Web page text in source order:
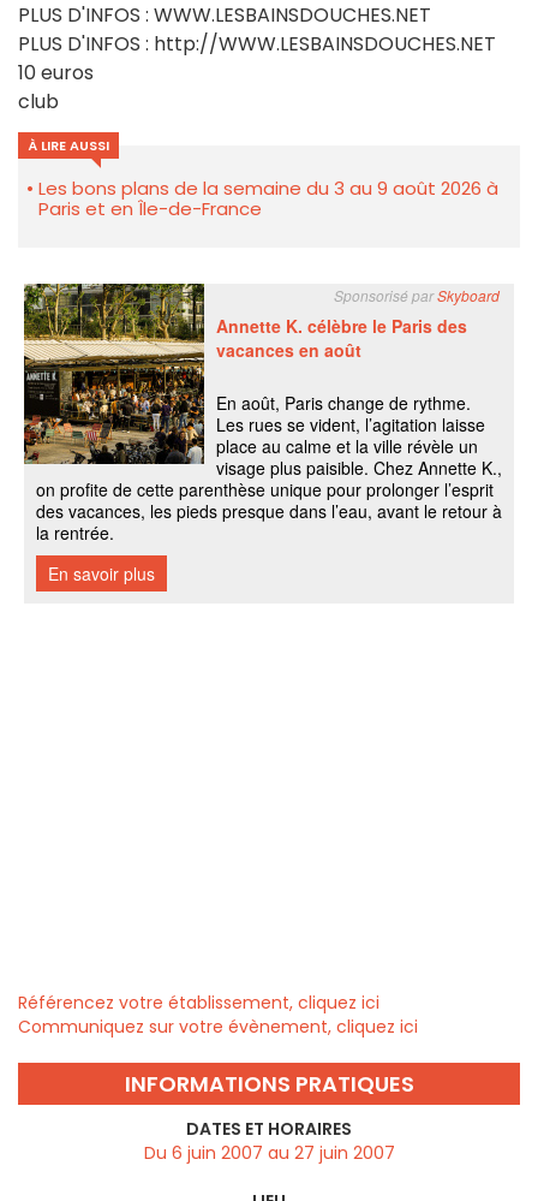
PLUS D'INFOS : WWW.LESBAINSDOUCHES.NET
PLUS D'INFOS : http://WWW.LESBAINSDOUCHES.NET
10 euros
club
À LIRE AUSSI
Les bons plans de la semaine du 3 au 9 août 2026 à
Paris et en Île-de-France
Référencez votre établissement, cliquez ici
Communiquez sur votre évènement, cliquez ici
INFORMATIONS PRATIQUES
DATES ET HORAIRES
Du 6 juin 2007 au 27 juin 2007